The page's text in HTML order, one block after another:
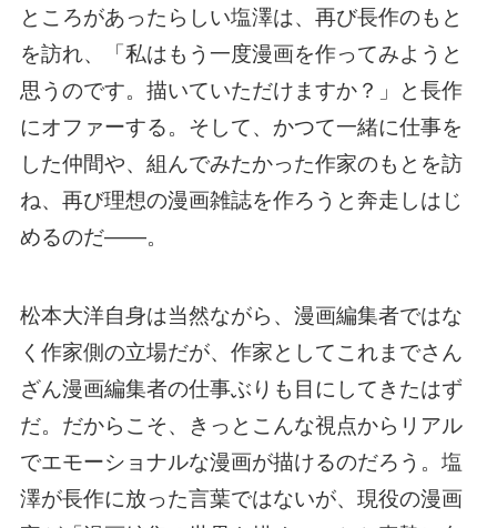
ところがあったらしい塩澤は、再び長作のもと
を訪れ、「私はもう一度漫画を作ってみようと
思うのです。描いていただけますか？」と長作
にオファーする。そして、かつて一緒に仕事を
した仲間や、組んでみたかった作家のもとを訪
ね、再び理想の漫画雑誌を作ろうと奔走しはじ
めるのだ――。
松本大洋自身は当然ながら、漫画編集者ではな
く作家側の立場だが、作家としてこれまでさん
ざん漫画編集者の仕事ぶりも目にしてきたはず
だ。だからこそ、きっとこんな視点からリアル
でエモーショナルな漫画が描けるのだろう。塩
澤が長作に放った言葉ではないが、現役の漫画